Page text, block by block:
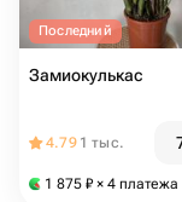
Последний
Замиокулькас
4.79 1 тыс.
1 875 ₽ × 4 платежа